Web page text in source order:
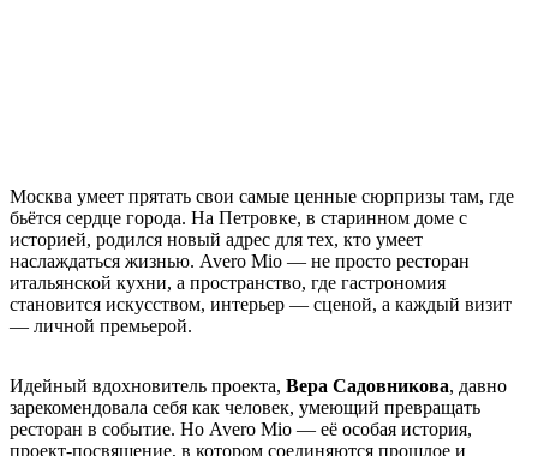
Москва умеет прятать свои самые ценные сюрпризы там, где
бьётся сердце города. На Петровке, в старинном доме с
историей, родился новый адрес для тех, кто умеет
наслаждаться жизнью. Avero Mio — не просто ресторан
итальянской кухни, а пространство, где гастрономия
становится искусством, интерьер — сценой, а каждый визит
— личной премьерой.
Идейный вдохновитель проекта, Вера Садовникова, давно
зарекомендовала себя как человек, умеющий превращать
ресторан в событие. Но Avero Mio — её особая история,
проект-посвящение, в котором соединяются прошлое и